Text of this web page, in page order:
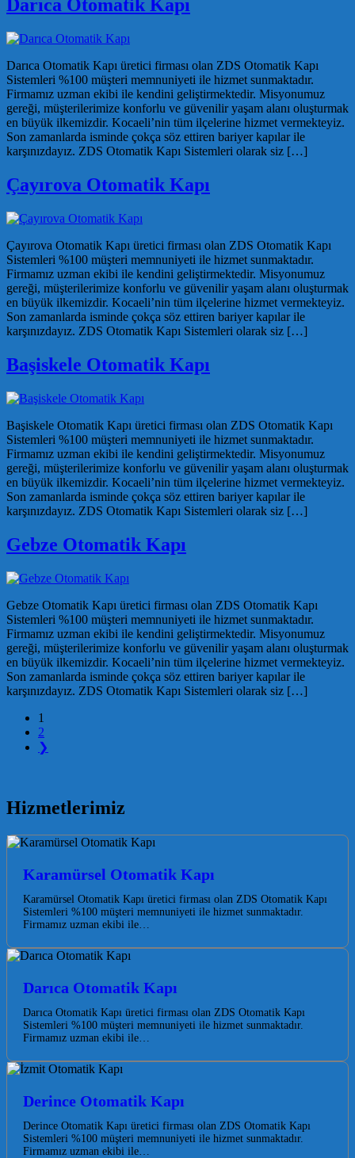
Darıca Otomatik Kapı
Darıca Otomatik Kapı üretici firması olan ZDS Otomatik Kapı
Sistemleri %100 müşteri memnuniyeti ile hizmet sunmaktadır.
Firmamız uzman ekibi ile kendini geliştirmektedir. Misyonumuz
gereği, müşterilerimize konforlu ve güvenilir yaşam alanı oluşturmak
en büyük ilkemizdir. Kocaeli’nin tüm ilçelerine hizmet vermekteyiz.
Son zamanlarda isminde çokça söz ettiren bariyer kapılar ile
karşınızdayız. ZDS Otomatik Kapı Sistemleri olarak siz […]
Çayırova Otomatik Kapı
Çayırova Otomatik Kapı üretici firması olan ZDS Otomatik Kapı
Sistemleri %100 müşteri memnuniyeti ile hizmet sunmaktadır.
Firmamız uzman ekibi ile kendini geliştirmektedir. Misyonumuz
gereği, müşterilerimize konforlu ve güvenilir yaşam alanı oluşturmak
en büyük ilkemizdir. Kocaeli’nin tüm ilçelerine hizmet vermekteyiz.
Son zamanlarda isminde çokça söz ettiren bariyer kapılar ile
karşınızdayız. ZDS Otomatik Kapı Sistemleri olarak siz […]
Başiskele Otomatik Kapı
Başiskele Otomatik Kapı üretici firması olan ZDS Otomatik Kapı
Sistemleri %100 müşteri memnuniyeti ile hizmet sunmaktadır.
Firmamız uzman ekibi ile kendini geliştirmektedir. Misyonumuz
gereği, müşterilerimize konforlu ve güvenilir yaşam alanı oluşturmak
en büyük ilkemizdir. Kocaeli’nin tüm ilçelerine hizmet vermekteyiz.
Son zamanlarda isminde çokça söz ettiren bariyer kapılar ile
karşınızdayız. ZDS Otomatik Kapı Sistemleri olarak siz […]
Gebze Otomatik Kapı
Gebze Otomatik Kapı üretici firması olan ZDS Otomatik Kapı
Sistemleri %100 müşteri memnuniyeti ile hizmet sunmaktadır.
Firmamız uzman ekibi ile kendini geliştirmektedir. Misyonumuz
gereği, müşterilerimize konforlu ve güvenilir yaşam alanı oluşturmak
en büyük ilkemizdir. Kocaeli’nin tüm ilçelerine hizmet vermekteyiz.
Son zamanlarda isminde çokça söz ettiren bariyer kapılar ile
karşınızdayız. ZDS Otomatik Kapı Sistemleri olarak siz […]
Posts navigation
1
2
❯
Hizmetlerimiz
Karamürsel Otomatik Kapı
Karamürsel Otomatik Kapı üretici firması olan ZDS Otomatik Kapı
Sistemleri %100 müşteri memnuniyeti ile hizmet sunmaktadır.
Firmamız uzman ekibi ile…
Darıca Otomatik Kapı
Darıca Otomatik Kapı üretici firması olan ZDS Otomatik Kapı
Sistemleri %100 müşteri memnuniyeti ile hizmet sunmaktadır.
Firmamız uzman ekibi ile…
Derince Otomatik Kapı
Derince Otomatik Kapı üretici firması olan ZDS Otomatik Kapı
Sistemleri %100 müşteri memnuniyeti ile hizmet sunmaktadır.
Firmamız uzman ekibi ile…